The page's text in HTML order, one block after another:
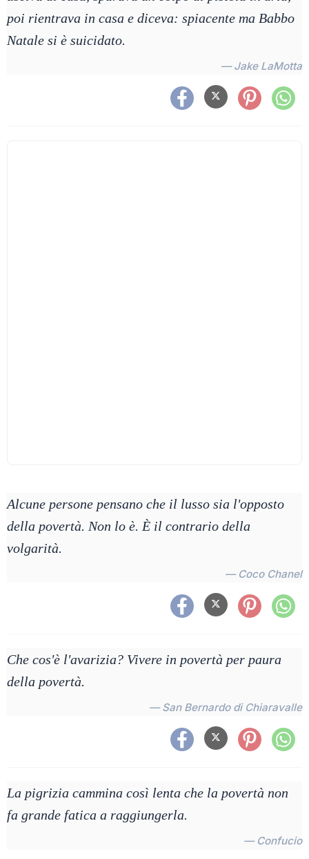
poi rientrava in casa e diceva: spiacente ma Babbo
Natale si è suicidato.
— Jake LaMotta
Alcune persone pensano che il lusso sia l'opposto
della povertà. Non lo è. È il contrario della
volgarità.
— Coco Chanel
Che cos'è l'avarizia? Vivere in povertà per paura
della povertà.
— San Bernardo di Chiaravalle
La pigrizia cammina così lenta che la povertà non
fa grande fatica a raggiungerla.
— Confucio